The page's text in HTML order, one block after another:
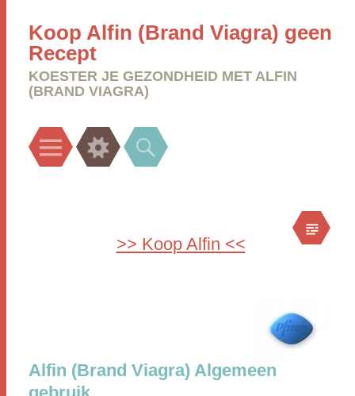
Koop Alfin (Brand Viagra) geen
Recept
KOESTER JE GEZONDHEID MET ALFIN
(BRAND VIAGRA)
Menu Widgets Search
>> Koop Alfin <<
Alfin (Brand Viagra) Algemeen